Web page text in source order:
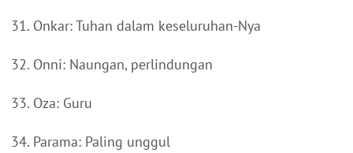
31. Onkar: Tuhan dalam keseluruhan-Nya
32. Onni: Naungan, perlindungan
33. Oza: Guru
34. Parama: Paling unggul